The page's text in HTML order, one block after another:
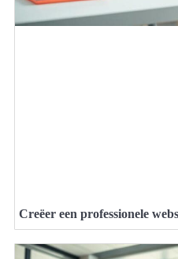
Creëer een professionele